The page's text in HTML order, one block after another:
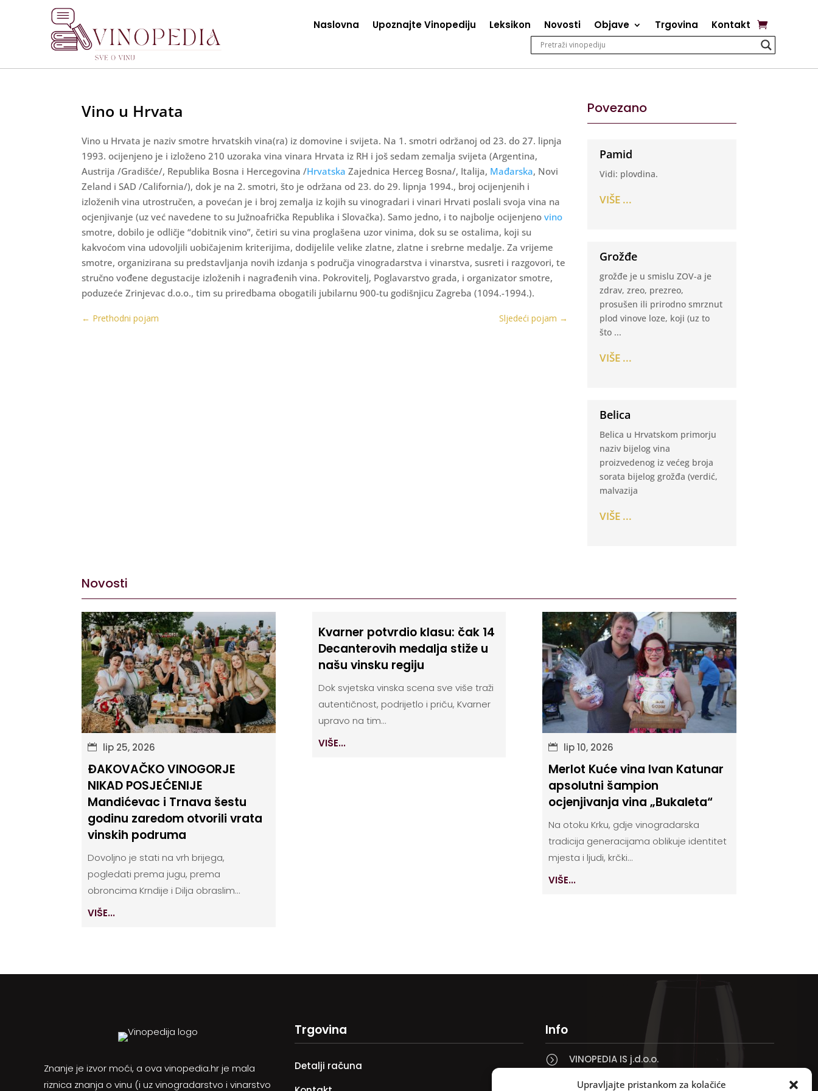
Upravljajte pristankom za kolačiće
Naslovna Upoznajte Vinopediju Leksikon Novosti Objave Trgovina Kontakt
Vino u Hrvata
Vino u Hrvata je naziv smotre hrvatskih vina(ra) iz domovine i svijeta. Na 1. smotri održanoj od 23. do 27. lipnja
1993. ocijenjeno je i izloženo 210 uzoraka vina vinara Hrvata iz RH i još sedam zemalja svijeta (Argentina,
Austrija /Gradišće/, Republika Bosna i Hercegovina /Hrvatska Zajednica Herceg Bosna/, Italija, Mađarska, Novi
Zeland i SAD /California/), dok je na 2. smotri, što je održana od 23. do 29. lipnja 1994., broj ocijenjenih i
izloženih vina utrostručen, a povećan je i broj zemalja iz kojih su vinogradari i vinari Hrvati poslali svoja vina na
ocjenjivanje (uz već navedene to su Južnoafrička Republika i Slovačka). Samo jedno, i to najbolje ocijenjenovino
smotre, dobilo je odličje “dobitnik vino”, četiri su vina proglašena uzor vinima, dok su se ostalima, koji su
kakvoćom vina udovoljili uobičajenim kriterijima, dodijelile velike zlatne, zlatne i srebrne medalje. Za vrijeme
smotre, organizirana su predstavljanja novih izdanja s područja vinogradarstva i vinarstva, susreti i razgovori, te
stručno vođene degustacije izloženih i nagrađenih vina. Pokrovitelj, Poglavarstvo grada, i organizator smotre,
poduzeće Zrinjevac d.o.o., tim su priredbama obogatili jubilarnu 900-tu godišnjicu Zagreba (1094.-1994.).
← Prethodni pojam Sljedeći pojam →
Povezano
Pamid
Vidi: plovdina.
VIŠE ...
Grožđe
grožđe je u smislu ZOV-a je
zdrav, zreo, prezreo,
prosušen ili prirodno smrznut
plod vinove loze, koji (uz to
što ...
VIŠE ...
Belica
Belica u Hrvatskom primorju
naziv bijelog vina
proizvedenog iz većeg broja
sorata bijelog grožđa (verdić,
malvazija
VIŠE ...
Novosti
lip 25, 2026
ĐAKOVAČKO VINOGORJE
NIKAD POSJEĆENIJE
Mandićevac i Trnava šestu
godinu zaredom otvorili vrata
vinskih podruma
Dovoljno je stati na vrh brijega,
pogledati prema jugu, prema
obroncima Krndije i Dilja obraslim...
VIŠE...
Kvarner potvrdio klasu: čak 14
Decanterovih medalja stiže u
našu vinsku regiju
Dok svjetska vinska scena sve više traži
autentičnost, podrijetlo i priču, Kvarner
upravo na tim...
VIŠE...
lip 10, 2026
Merlot Kuće vina Ivan Katunar
apsolutni šampion
ocjenjivanja vina „Bukaleta“
Na otoku Krku, gdje vinogradarska
tradicija generacijama oblikuje identitet
mjesta i ljudi, krčki...
VIŠE...
Znanje je izvor moći, a ova vinopedia.hr je mala
riznica znanja o vinu (i uz vinogradarstvo i vinarstvo
Trgovina
Detalji računa
Info
= VINOPEDIA IS j.d.o.o.
Taklo 3, 51250 Novi Vinodolski